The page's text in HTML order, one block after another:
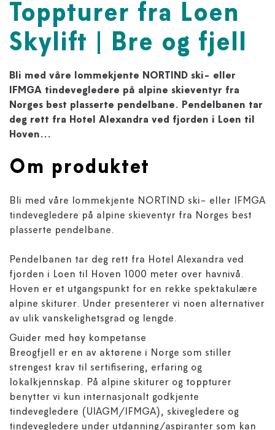
Toppturer fra Loen
Skylift | Bre og fjell
Bli med våre lommekjente NORTIND ski- eller
IFMGA tindevegledere på alpine skieventyr fra
Norges best plasserte pendelbane. Pendelbanen tar
deg rett fra Hotel Alexandra ved fjorden i Loen til
Hoven...
Om produktet
Bli med våre lommekjente NORTIND ski- eller IFMGA
tindevegledere på alpine skieventyr fra Norges best
plasserte pendelbane.
Pendelbanen tar deg rett fra Hotel Alexandra ved
fjorden i Loen til Hoven 1000 meter over havnivå.
Hoven er et utgangspunkt for en rekke spektakulære
alpine skiturer. Under presenterer vi noen alternativer
av ulik vanskelighetsgrad og lengde.
Guider med høy kompetanse
Breogfjell er en av aktørene i Norge som stiller
strengest krav til sertifisering, erfaring og
lokalkjennskap. På alpine skiturer og toppturer
benytter vi kun internasjonalt godkjente
tindevegledere (UIAGM/IFMGA), skivegledere og
tindevegledere under utdanning/aspiranter som kan